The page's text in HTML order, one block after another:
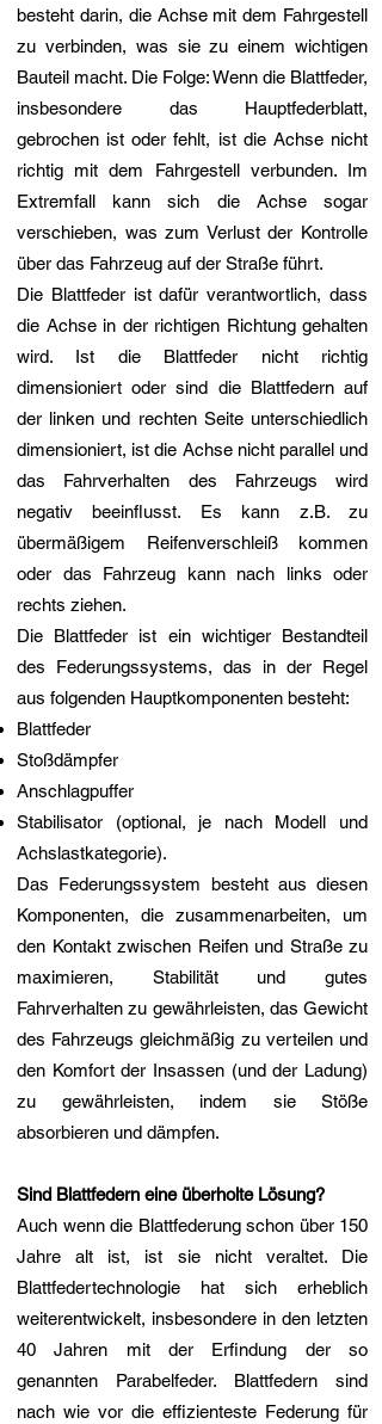
besteht darin, die Achse mit dem Fahrgestell
zu verbinden, was sie zu einem wichtigen
Bauteil macht. Die Folge: Wenn die Blattfeder,
insbesondere das Hauptfederblatt,
gebrochen ist oder fehlt, ist die Achse nicht
richtig mit dem Fahrgestell verbunden. Im
Extremfall kann sich die Achse sogar
verschieben, was zum Verlust der Kontrolle
über das Fahrzeug auf der Straße führt.
Die Blattfeder ist dafür verantwortlich, dass
die Achse in der richtigen Richtung gehalten
wird. Ist die Blattfeder nicht richtig
dimensioniert oder sind die Blattfedern auf
der linken und rechten Seite unterschiedlich
dimensioniert, ist die Achse nicht parallel und
das Fahrverhalten des Fahrzeugs wird
negativ beeinflusst. Es kann z.B. zu
übermäßigem Reifenverschleiß kommen
oder das Fahrzeug kann nach links oder
rechts ziehen.
Die Blattfeder ist ein wichtiger Bestandteil
des Federungssystems, das in der Regel
aus folgenden Hauptkomponenten besteht:
Blattfeder
Stoßdämpfer
Anschlagpuffer
Stabilisator (optional, je nach Modell und
Achslastkategorie).
Das Federungssystem besteht aus diesen
Komponenten, die zusammenarbeiten, um
den Kontakt zwischen Reifen und Straße zu
maximieren, Stabilität und gutes
Fahrverhalten zu gewährleisten, das Gewicht
des Fahrzeugs gleichmäßig zu verteilen und
den Komfort der Insassen (und der Ladung)
zu gewährleisten, indem sie Stöße
absorbieren und dämpfen.
Sind Blattfedern eine überholte Lösung?
Auch wenn die Blattfederung schon über 150
Jahre alt ist, ist sie nicht veraltet. Die
Blattfedertechnologie hat sich erheblich
weiterentwickelt, insbesondere in den letzten
40 Jahren mit der Erfindung der so
genannten Parabelfeder. Blattfedern sind
nach wie vor die effizienteste Federung für